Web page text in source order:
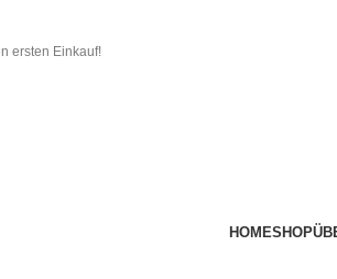
ersten Einkauf!
HOMESHOP